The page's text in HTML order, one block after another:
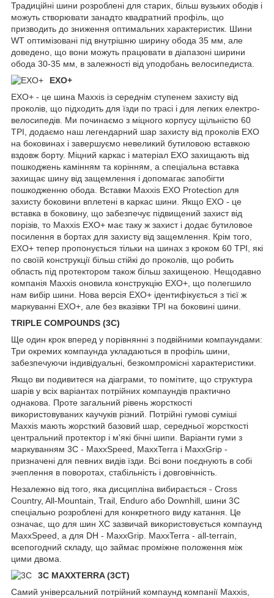
Традиційні шини розроблені для старих, більш вузьких ободів і
можуть створювати занадто квадратний профіль, що
призводить до зниження оптимальних характеристик. Шини
WT оптимізовані під внутрішню ширину обода 35 мм, але
доведено, що вони можуть працювати в діапазоні ширини
обода 30-35 мм, в залежності від уподобань велосипедиста.
EXO+
EXO+ - це шина Maxxis із середнім ступенем захисту від
проколів, що підходить для їзди по трасі і для легких електро-
велосипедів. Ми починаємо з міцного корпусу щільністю 60
TPI, додаємо наш легендарний шар захисту від проколів EXO
на боковинах і завершуємо невеликий бутиловою вставкою
вздовж борту. Міцний каркас і матеріал EXO захищають від
пошкоджень камінням та корінням, а спеціальна вставка
захищає шину від защемлення і допомагає запобігти
пошкодженню обода. Вставки Maxxis EXO Protection для
захисту боковини вплетені в каркас шини. Якщо EXO - це
вставка в боковину, що забезпечує підвищений захист від
порізів, то Maxxis EXO+ має таку ж захист і додає бутиловое
посилення в бортах для захисту від защемлення. Крім того,
EXO+ тепер пропонується тільки на шинах з кроком 60 TPI, які
по своїй конструкції більш стійкі до проколів, що робить
область під протектором також більш захищеною. Нещодавно
компанія Maxxis оновила конструкцію EXO+, що полегшило
нам вибір шини. Нова версія EXO+ ідентифікується з тієї ж
маркуванні EXO+, але без вказівки TPI на боковині шини.
TRIPLE COMPOUNDS (3C)
Ще один крок вперед у порівнянні з подвійними компаундами:
Три окремих компаунда укладаються в профіль шини,
забезпечуючи індивідуальні, безкомпромісні характеристики.
Якщо ви подивитеся на діаграми, то помітите, що структура
шарів у всіх варіантах потрійних компаундів практично
однакова. Проте загальний рівень жорсткості
використовуваних каучуків різний. Потрійні гумові суміші
Maxxis мають жорсткий базовий шар, середньої жорсткості
центральний протектор і м'які бічні шипи. Варіанти гуми з
маркуванням 3C - MaxxSpeed, MaxxTerra і MaxxGrip -
призначені для певних видів їзди. Всі вони поєднують в собі
зчеплення в поворотах, стабільність і довговічність.
Незалежно від того, яка дисципліна вибирається - Cross
Country, All-Mountain, Trail, Enduro або Downhill, шини 3C
спеціально розроблені для конкретного виду катання. Це
означає, що для шин XC зазвичай використовується компаунд
MaxxSpeed, а для DH - MaxxGrip. MaxxTerra - all-terrain,
всепогодний складу, що займає проміжне положення між
цими двома.
3C MAXXTERRA (3CT)
Самий універсальний потрійний компаунд компанії Maxxis,